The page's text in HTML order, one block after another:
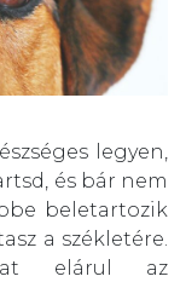
legyen,
és bár nem
beletartozik
a székletére.
elárul az